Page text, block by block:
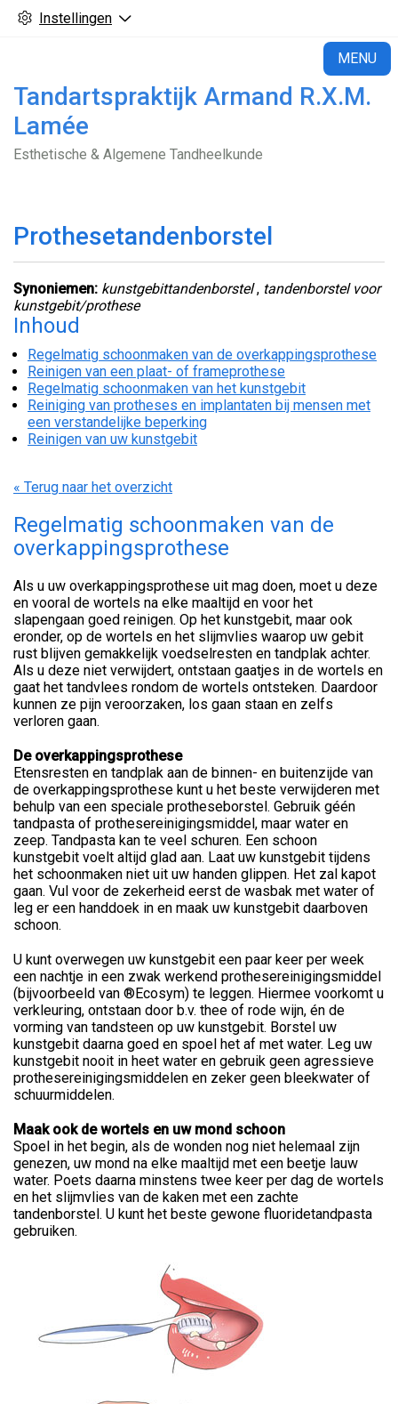
Instellingen
MENU
Tandartspraktijk Armand R.X.M.
Lamée
Esthetische & Algemene Tandheelkunde
Prothesetandenborstel
Synoniemen: kunstgebittandenborstel, tandenborstel voor
kunstgebit/prothese
Inhoud
Regelmatig schoonmaken van de overkappingsprothese
Reinigen van een plaat- of frameprothese
Regelmatig schoonmaken van het kunstgebit
Reiniging van protheses en implantaten bij mensen met
een verstandelijke beperking
Reinigen van uw kunstgebit
« Terug naar het overzicht
Regelmatig schoonmaken van de
overkappingsprothese
Als u uw overkappingsprothese uit mag doen, moet u deze
en vooral de wortels na elke maaltijd en voor het
slapengaan goed reinigen. Op het kunstgebit, maar ook
eronder, op de wortels en het slijmvlies waarop uw gebit
rust blijven gemakkelijk voedselresten en tandplak achter.
Als u deze niet verwijdert, ontstaan gaatjes in de wortels en
gaat het tandvlees rondom de wortels ontsteken. Daardoor
kunnen ze pijn veroorzaken, los gaan staan en zelfs
verloren gaan.
De overkappingsprothese
Etensresten en tandplak aan de binnen- en buitenzijde van
de overkappingsprothese kunt u het beste verwijderen met
behulp van een speciale protheseborstel. Gebruik géén
tandpasta of prothesereinigingsmiddel, maar water en
zeep. Tandpasta kan te veel schuren. Een schoon
kunstgebit voelt altijd glad aan. Laat uw kunstgebit tijdens
het schoonmaken niet uit uw handen glippen. Het zal kapot
gaan. Vul voor de zekerheid eerst de wasbak met water of
leg er een handdoek in en maak uw kunstgebit daarboven
schoon.
U kunt overwegen uw kunstgebit een paar keer per week
een nachtje in een zwak werkend prothesereinigingsmiddel
(bijvoorbeeld van ®Ecosym) te leggen. Hiermee voorkomt u
verkleuring, ontstaan door b.v. thee of rode wijn, én de
vorming van tandsteen op uw kunstgebit. Borstel uw
kunstgebit daarna goed en spoel het af met water. Leg uw
kunstgebit nooit in heet water en gebruik geen agressieve
prothesereinigingsmiddelen en zeker geen bleekwater of
schuurmiddelen.
Maak ook de wortels en uw mond schoon
Spoel in het begin, als de wonden nog niet helemaal zijn
genezen, uw mond na elke maaltijd met een beetje lauw
water. Poets daarna minstens twee keer per dag de wortels
en het slijmvlies van de kaken met een zachte
tandenborstel. U kunt het beste gewone fluoridetandpasta
gebruiken.